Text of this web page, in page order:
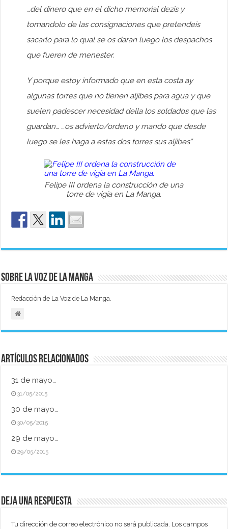
…del dinero que en el dicho memorial dezis y
tomandolo de las consignaciones que pretendeis
sacarlo para lo qual se os daran luego los despachos
que fueren de menester.
Y porque estoy informado que en esta costa ay
algunas torres que no tienen aljibes para agua y que
suelen padescer necesidad della los soldados que las
guardan… …os advierto/ordeno y mando que desde
luego se les haga a estas dos torres sus aljibes”
Felipe III ordena la construcción de una
torre de vigía en La Manga.
Sobre La Voz de La Manga
Redacción de La Voz de La Manga.
Artículos relacionados
31 de mayo…
31/05/2015
30 de mayo…
30/05/2015
29 de mayo…
29/05/2015
Deja una respuesta
Tu dirección de correo electrónico no será publicada. Los campos